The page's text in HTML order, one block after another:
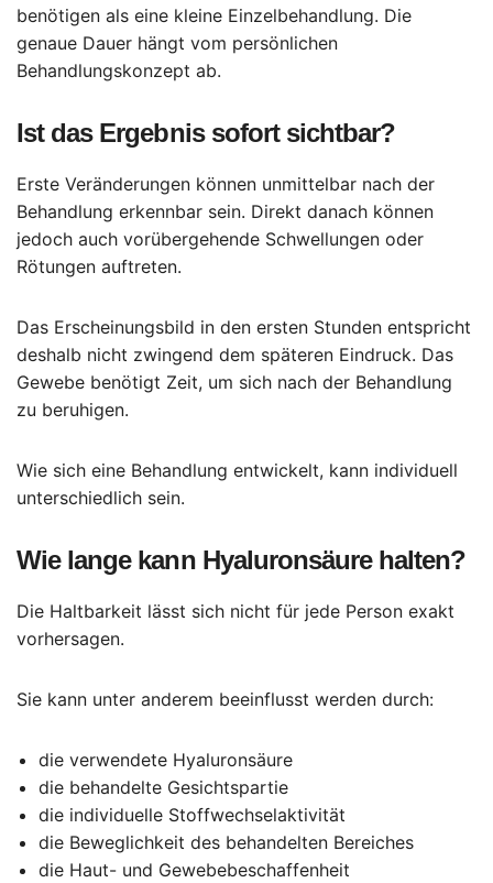
benötigen als eine kleine Einzelbehandlung. Die
genaue Dauer hängt vom persönlichen
Behandlungskonzept ab.
Ist das Ergebnis sofort sichtbar?
Erste Veränderungen können unmittelbar nach der
Behandlung erkennbar sein. Direkt danach können
jedoch auch vorübergehende Schwellungen oder
Rötungen auftreten.
Das Erscheinungsbild in den ersten Stunden entspricht
deshalb nicht zwingend dem späteren Eindruck. Das
Gewebe benötigt Zeit, um sich nach der Behandlung
zu beruhigen.
Wie sich eine Behandlung entwickelt, kann individuell
unterschiedlich sein.
Wie lange kann Hyaluronsäure halten?
Die Haltbarkeit lässt sich nicht für jede Person exakt
vorhersagen.
Sie kann unter anderem beeinflusst werden durch:
die verwendete Hyaluronsäure
die behandelte Gesichtspartie
die individuelle Stoffwechselaktivität
die Beweglichkeit des behandelten Bereiches
die Haut- und Gewebebeschaffenheit